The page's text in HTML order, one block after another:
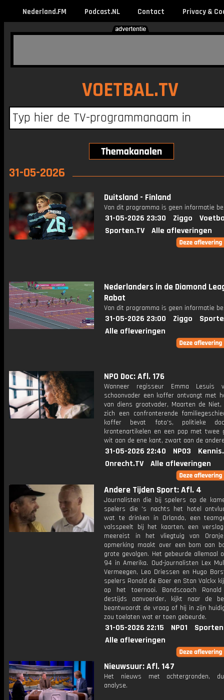
Nederland.FM Podcast.NL Contact Privacy &
VOETBAL.TV
31-05-2026
Duitsland - Finland
Van dit programma is geen informatie
31-05-2026 23:30 Ziggo
Sporten.TV
Alle afleveringen
Nederlanders in de Diamond
Rabat
Van dit programma is geen informatie
31-05-2026 23:00 Ziggo
Alle afleveringen
NPO Doc: Afl. 176
Wanneer regisseur Emma Lesuis
schoonvader een koffer ontvangt met
van diens grootvader, Maarten de
zich een confronterende
koffer bevat foto’s, politieke
krantenartikelen en een pop met twee
wit aan de ene kant, zwart aan de
31-05-2026 22:40 NPO3
Onrecht.TV
Alle afleveringen
Andere Tijden Sport: Afl. 4
Journalisten die bij spelers op de
spelers die 's nachts het hotel
wat te drinken in Orlando, een
valsspeelt bij het kaarten, een
meereist in het vliegtuig van
opmerking maakt over een bom aan
grote gevolgen. Het gebeurde allemaal
94 in Amerika. Oud-journalisten Lex
Vermeegen, Leo Driessen en Hugo
spelers Ronald de Boer en Stan Valckx
op het toernooi. Bondscoach Ronald
destijds aanvoerder, kijkt naar de
beantwoordt de vraag of hij in zijn
zou toelaten wat er toen gebeurde.
31-05-2026 22:15 NPO1
Alle afleveringen
Nieuwsuur: Afl. 147
Het nieuws met achtergronden,
analyse.